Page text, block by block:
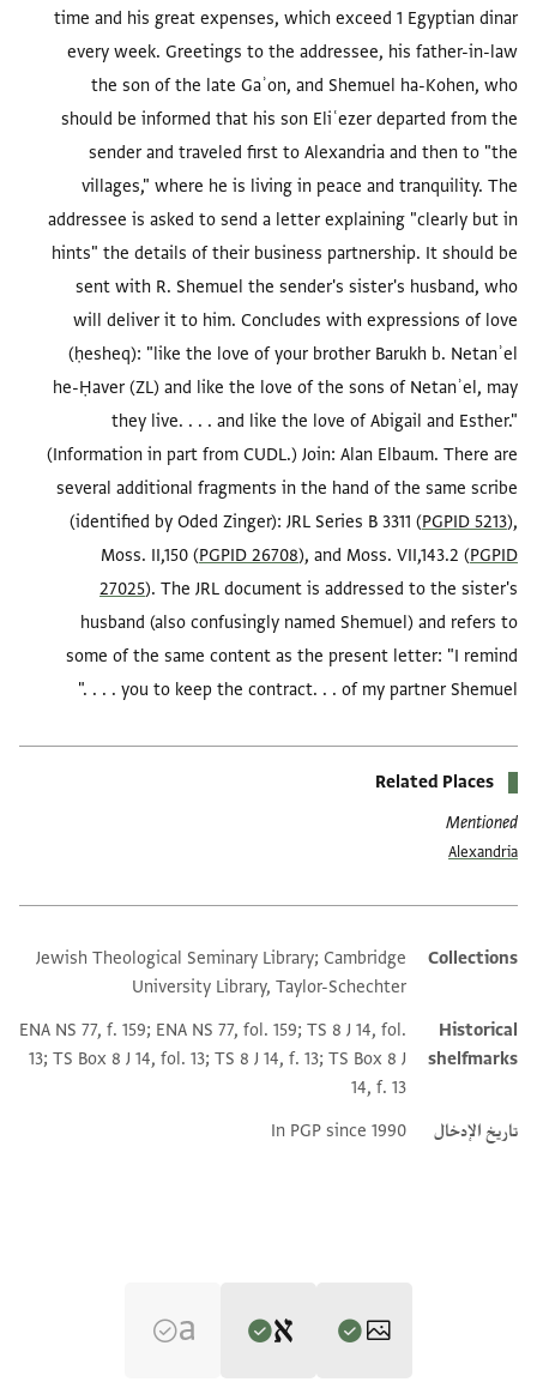
time and his great expenses, which exceed 1 Egyptian dinar
every week. Greetings to the addressee, his father-in-law
the son of the late Gaʾon, and Shemuel ha-Kohen, who
should be informed that his son Eliʿezer departed from the
sender and traveled first to Alexandria and then to "the
villages," where he is living in peace and tranquility. The
addressee is asked to send a letter explaining "clearly but in
hints" the details of their business partnership. It should be
sent with R. Shemuel the sender's sister's husband, who
will deliver it to him. Concludes with expressions of love
(ḥesheq): "like the love of your brother Barukh b. Netanʾel
he-Ḥaver (ZL) and like the love of the sons of Netanʾel, may
they live. . . . and like the love of Abigail and Esther."
(Information in part from CUDL.) Join: Alan Elbaum. There are
several additional fragments in the hand of the same scribe
(identified by Oded Zinger): JRL Series B 3311 (PGPID 5213),
Moss. II,150 (PGPID 26708), and Moss. VII,143.2 (PGPID
27025). The JRL document is addressed to the sister's
husband (also confusingly named Shemuel) and refers to
some of the same content as the present letter: "I remind
you to keep the contract. . . of my partner Shemuel . . . ."
Related Places
Mentioned
Alexandria
Additional metadata
Collections
Jewish Theological Seminary Library; Cambridge
University Library, Taylor-Schechter
Historical
shelfmarks
ENA NS 77, f. 159; ENA NS 77, fol. 159; TS 8 J 14, fol.
13; TS Box 8 J 14, fol. 13; TS 8 J 14, f. 13; TS Box 8 J
14, f. 13
تاريخ الإدخال
In PGP since 1990